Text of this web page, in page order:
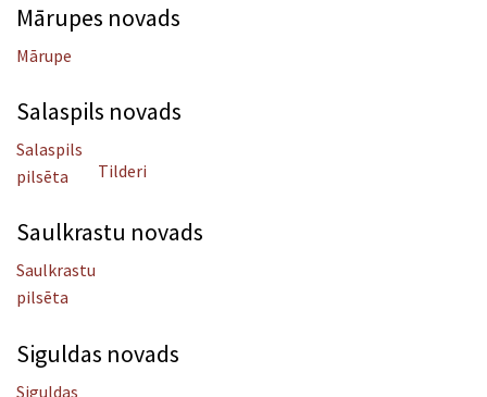
Mārupes novads
Mārupe
Salaspils novads
Salaspils
pilsēta
Tilderi
Saulkrastu novads
Saulkrastu
pilsēta
Siguldas novads
Siguldas